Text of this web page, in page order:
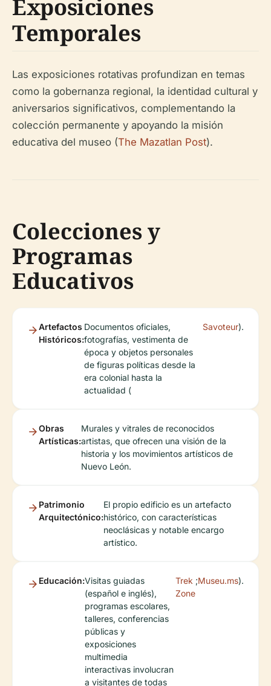
Exposiciones
Temporales
Las exposiciones rotativas profundizan en temas
como la gobernanza regional, la identidad cultural y
aniversarios significativos, complementando la
colección permanente y apoyando la misión
educativa del museo (The Mazatlan Post).
Colecciones y
Programas
Educativos
Artefactos
Históricos:
Documentos oficiales,
fotografías, vestimenta de
época y objetos personales
de figuras políticas desde la
era colonial hasta la
actualidad (
Savoteur).
Obras
Artísticas:
Murales y vitrales de reconocidos
artistas, que ofrecen una visión de la
historia y los movimientos artísticos de
Nuevo León.
Patrimonio
Arquitectónico:
El propio edificio es un artefacto
histórico, con características
neoclásicas y notable encargo
artístico.
Educación:Visitas guiadas
(español e inglés),
programas escolares,
talleres, conferencias
públicas y
exposiciones
multimedia
interactivas involucran
a visitantes de todas
Trek
Zone
;Museu.ms).